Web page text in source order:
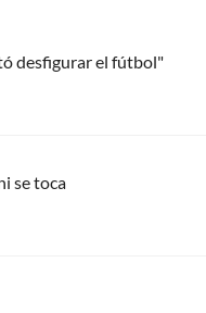
desfigurar el fútbol"
se toca